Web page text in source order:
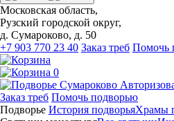
Московская область,
Рузский городской округ,
д. Сумароково, д. 50
+7 903 770 23 40 Заказ треб Помочь
0
Заказ треб Помочь подворью
Подворье История подворьяХрамы